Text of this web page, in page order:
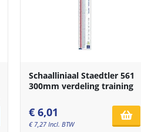
Schaalliniaal Staedtler 561
300mm verdeling training
€ 6,01
€ 7,27 Incl. BTW